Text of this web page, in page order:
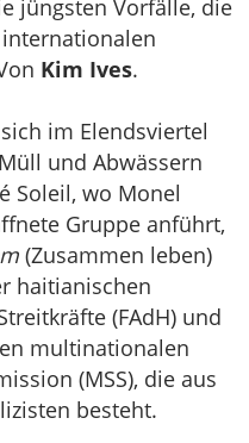
jüngsten Vorfälle, die
Kim Ives.
im Elendsviertel
und Abwässern
Soleil, wo Monel
Gruppe anführt,
(Zusammen leben)
haitianischen
(FAdH) und
multinationalen
(MSS), die aus
besteht.